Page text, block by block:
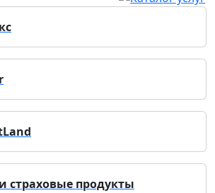
страховые продукты